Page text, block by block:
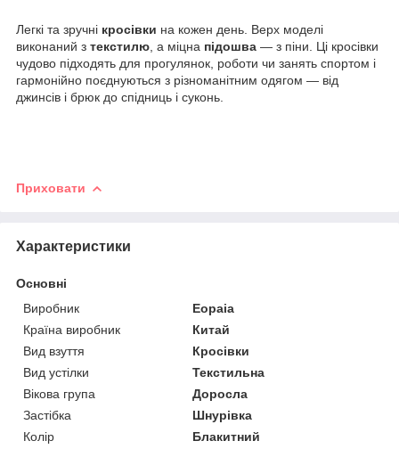
Легкі та зручні кросівки на кожен день. Верх моделі
виконаний з текстилю , а міцна підошва — з піни. Ці кросівки
чудово підходять для прогулянок, роботи чи занять спортом і
гармонійно поєднуються з різноманітним одягом — від
джинсів і брюк до спідниць і суконь.
Приховати
Характеристики
Основні
Виробник
Eopaia
Країна виробник
Китай
Вид взуття
Кросівки
Вид устілки
Текстильна
Вікова група
Доросла
Застібка
Шнурівка
Колір
Блакитний